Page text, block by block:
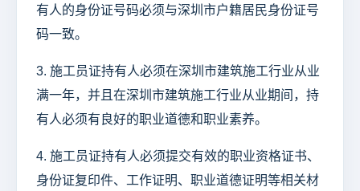
有人的身份证号码必须与深圳市户籍居民身份证号
码一致。
3. 施工员证持有人必须在深圳市建筑施工行业从业
满一年，并且在深圳市建筑施工行业从业期间，持
有人必须有良好的职业道德和职业素养。
4. 施工员证持有人必须提交有效的职业资格证书、
身份证复印件、工作证明、职业道德证明等相关材